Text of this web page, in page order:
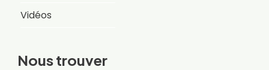
Vidéos
Nous trouver